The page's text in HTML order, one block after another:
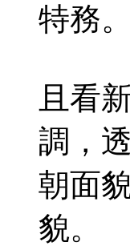
特務。
且看
調，
朝面
貌。